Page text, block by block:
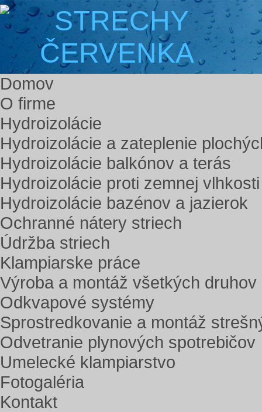
Domov
O firme
Hydroizolácie
Hydroizolácie a zateplenie
Hydroizolácie balkónov a terás
Hydroizolácie proti zemnej vlhkosti
Hydroizolácie bazénov a jazierok
Ochranné nátery striech
Údržba striech
Klampiarske práce
Výroba a montáž všetkých
Odkvapové systémy
Sprostredkovanie a montáž
Odvetranie plynových spotrebičov
Umelecké klampiarstvo
Fotogaléria
Kontakt